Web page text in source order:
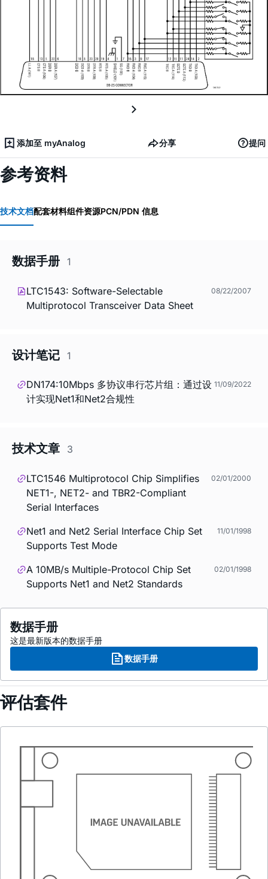
添加至 myAnalog 分享 提问
参考资料
技术文档配套材料组件资源PCN/PDN 信息
数据手册 1
LTC1543: Software-Selectable
Multiprotocol Transceiver Data Sheet
08/22/2007
设计笔记 1
DN174:10Mbps 多协议串行芯片组：通过设
计实现Net1和Net2合规性
11/09/2022
技术文章 3
LTC1546 Multiprotocol Chip Simplifies
NET1-, NET2- and TBR2-Compliant
Serial Interfaces
02/01/2000
Net1 and Net2 Serial Interface Chip Set
Supports Test Mode
11/01/1998
A 10MB/s Multiple-Protocol Chip Set
Supports Net1 and Net2 Standards
02/01/1998
数据手册
这是最新版本的数据手册
数据手册
评估套件